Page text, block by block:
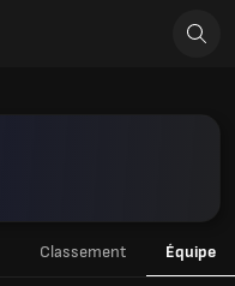
Classement Équipe